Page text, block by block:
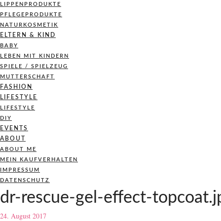
LIPPENPRODUKTE
PFLEGEPRODUKTE
NATURKOSMETIK
ELTERN & KIND
BABY
LEBEN MIT KINDERN
SPIELE / SPIELZEUG
MUTTERSCHAFT
FASHION
LIFESTYLE
LIFESTYLE
DIY
EVENTS
ABOUT
ABOUT ME
MEIN KAUFVERHALTEN
IMPRESSUM
DATENSCHUTZ
dr-rescue-gel-effect-
24. August 2017